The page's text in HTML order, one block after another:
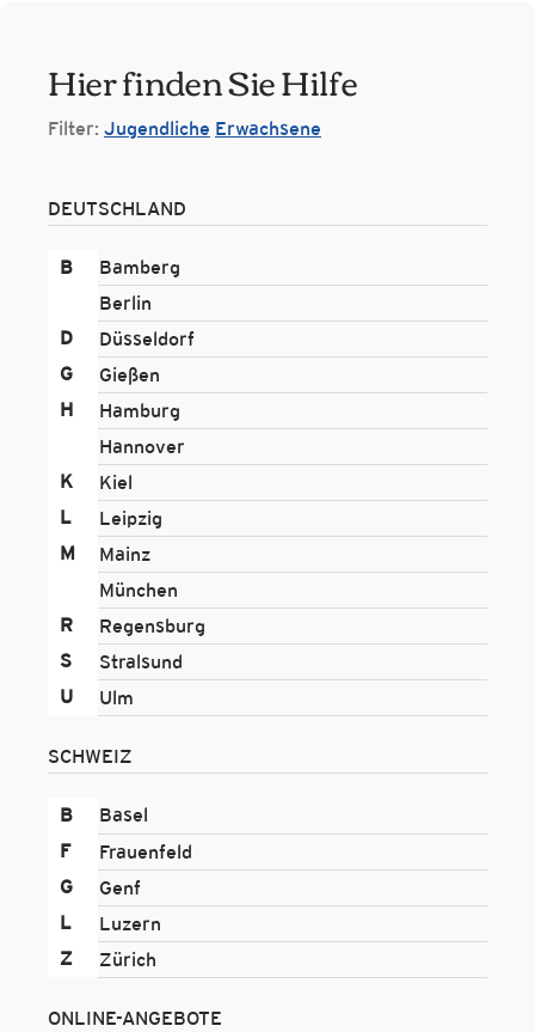
Hier finden Sie Hilfe
Filter: Jugendliche Erwachsene
DEUTSCHLAND
B
Bamberg
Berlin
D
Düsseldorf
G
Gießen
H
Hamburg
Hannover
K
Kiel
L
Leipzig
M
Mainz
München
R
Regensburg
S
Stralsund
U
Ulm
SCHWEIZ
B
Basel
F
Frauenfeld
G
Genf
L
Luzern
Z
Zürich
ONLINE-ANGEBOTE